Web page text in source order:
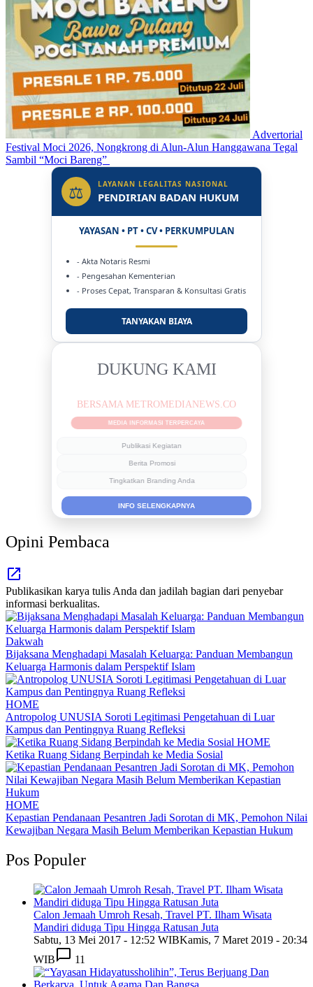
Advertorial
Festival Moci 2026, Nongkrong di Alun-Alun Hanggawana Tegal
Sambil “Moci Bareng”
⚖ LAYANAN LEGALITAS NASIONAL
PENDIRIAN BADAN HUKUM
YAYASAN • PT • CV • PERKUMPULAN
- Akta Notaris Resmi
- Pengesahan Kementerian
- Proses Cepat, Transparan & Konsultasi Gratis
TANYAKAN BIAYA
DUKUNG KAMI
BERSAMA METROMEDIANEWS.CO
MEDIA INFORMASI TERPERCAYA
Publikasi Kegiatan
Berita Promosi
Tingkatkan Branding Anda
INFO SELENGKAPNYA
Opini Pembaca
Publikasikan karya tulis Anda dan jadilah bagian dari penyebar
informasi berkualitas.
Dakwah
Bijaksana Menghadapi Masalah Keluarga: Panduan Membangun
Keluarga Harmonis dalam Perspektif Islam
HOME
Antropolog UNUSIA Soroti Legitimasi Pengetahuan di Luar
Kampus dan Pentingnya Ruang Refleksi
HOME
Ketika Ruang Sidang Berpindah ke Media Sosial
HOME
Kepastian Pendanaan Pesantren Jadi Sorotan di MK, Pemohon Nilai
Kewajiban Negara Masih Belum Memberikan Kepastian Hukum
Pos Populer
Calon Jemaah Umroh Resah, Travel PT. Ilham Wisata
Mandiri diduga Tipu Hingga Ratusan Juta
Sabtu, 13 Mei 2017 - 12:52 WIBKamis, 7 Maret 2019 - 20:34
WIB
11